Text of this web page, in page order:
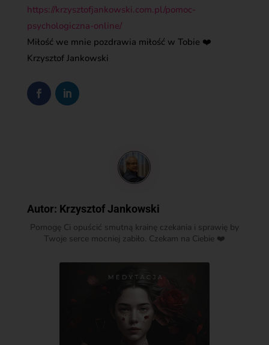
https://krzysztofjankowski.com.pl/pomoc-
psychologiczna-online/
Miłość we mnie pozdrawia miłość w Tobie ❤️
Krzysztof Jankowski
Autor: Krzysztof Jankowski
Pomogę Ci opuścić smutną krainę czekania i sprawię by
Twoje serce mocniej zabiło. Czekam na Ciebie ❤️